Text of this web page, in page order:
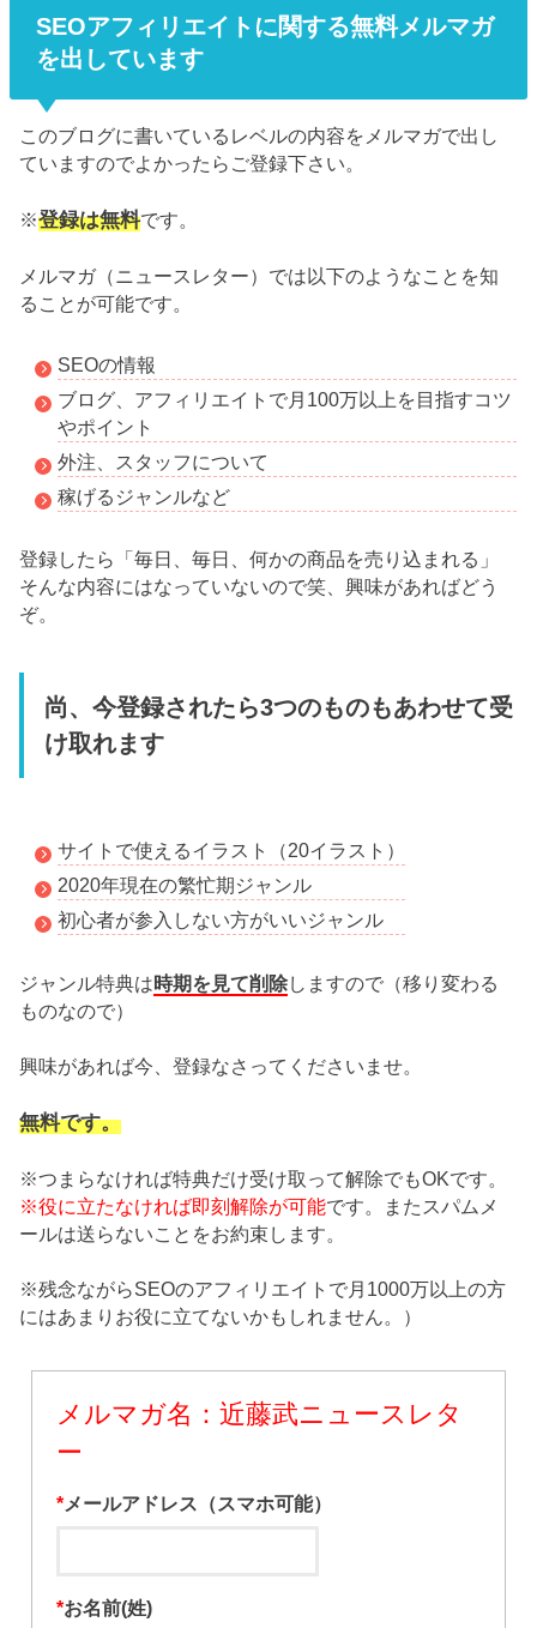
SEOアフィリエイトに関する無料メルマガ
を出しています
このブログに書いているレベルの内容をメルマガで出し
ていますのでよかったらご登録下さい。
※登録は無料です。
メルマガ（ニュースレター）では以下のようなことを知
ることが可能です。
SEOの情報
ブログ、アフィリエイトで月100万以上を目指すコツ
やポイント
外注、スタッフについて
稼げるジャンルなど
登録したら「毎日、毎日、何かの商品を売り込まれる」
そんな内容にはなっていないので笑、興味があればどう
ぞ。
尚、今登録されたら3つのものもあわせて受
け取れます
サイトで使えるイラスト（20イラスト）
2020年現在の繁忙期ジャンル
初心者が参入しない方がいいジャンル
ジャンル特典は時期を見て削除しますので（移り変わる
ものなので）
興味があれば今、登録なさってくださいませ。
無料です。
※つまらなければ特典だけ受け取って解除でもOKです。
※役に立たなければ即刻解除が可能です。またスパムメ
ールは送らないことをお約束します。
※残念ながらSEOのアフィリエイトで月1000万以上の方
にはあまりお役に立てないかもしれません。）
メルマガ名：近藤武ニュースレタ
ー
*メールアドレス（スマホ可能）
*お名前(姓)